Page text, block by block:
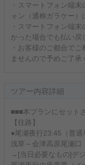
・スマートフォン端
ォン（通称ガラケー）
・スマートフォン端
かった場合でも払い戻
・お客様のご都合で
ませんので予めご了承
ツアー内容詳細
■■■本プランにセット
【往路】
●尾瀬夜行23:45（普通
浅草～会津高原尾瀬口
→[当日必要なもの]デ